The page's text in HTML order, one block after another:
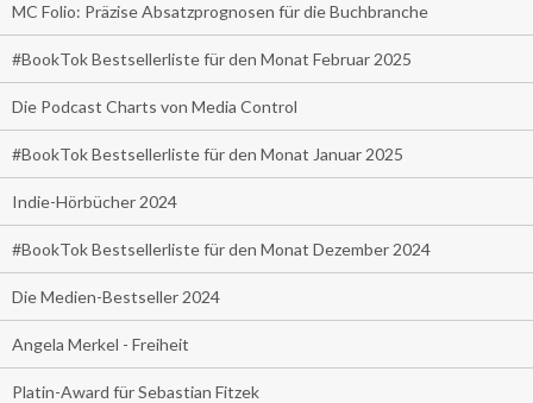
MC Folio: Präzise Absatzprognosen für die Buchbranche
#BookTok Bestsellerliste für den Monat Februar 2025
Die Podcast Charts von Media Control
#BookTok Bestsellerliste für den Monat Januar 2025
Indie-Hörbücher 2024
#BookTok Bestsellerliste für den Monat Dezember 2024
Die Medien-Bestseller 2024
Angela Merkel - Freiheit
Platin-Award für Sebastian Fitzek